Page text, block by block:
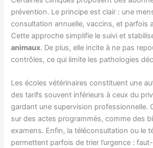
prévention. Le principe est clair : une
consultation annuelle, vaccins, et parfois
Cette approche simplifie le suivi et
animaux. De plus, elle incite à ne pas
contrôles, ce qui limite les pathologies
Les écoles vétérinaires constituent une
des tarifs souvent inférieurs à ceux du
gardant une supervision professionnelle.
sur des actes programmés, comme des
examens. Enfin, la téléconsultation ou le
permettent parfois de trier l’urgence :